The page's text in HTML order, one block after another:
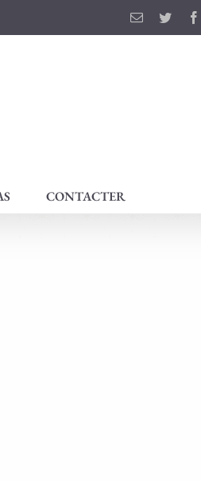
EmailTwitter
CONTACTER